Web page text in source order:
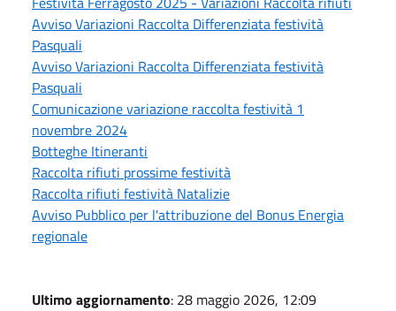
Avviso Variazioni Raccolta Differenziata festività
Pasquali
Avviso Variazioni Raccolta Differenziata festività
Pasquali
Comunicazione variazione raccolta festività 1
novembre 2024
Botteghe Itineranti
Raccolta rifiuti prossime festività
Raccolta rifiuti festività Natalizie
Avviso Pubblico per l'attribuzione del Bonus Energia
regionale
Ultimo aggiornamento: 28 maggio 2026, 12:09